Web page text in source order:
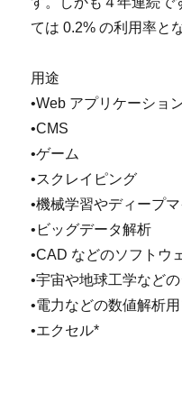
ては 0.2% の利用率と
用途
•Web アプリケーショ
•CMS
•ゲーム
•スクレイピング
•機械学習やディープ
•ビッグデータ解析
•CAD などのソフトウ
•宇宙や地球工学など
•電力などの数値解析用
•エクセル*